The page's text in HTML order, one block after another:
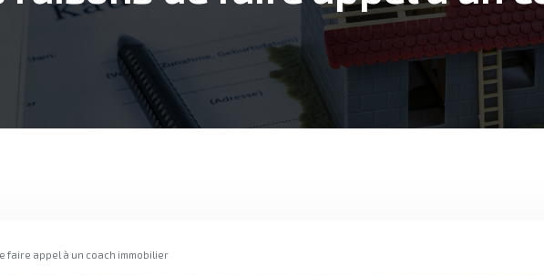
faire appel à un coach immobilier